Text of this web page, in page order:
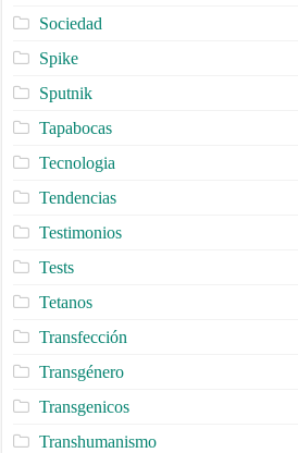
Sociedad
Spike
Sputnik
Tapabocas
Tecnologia
Tendencias
Testimonios
Tests
Tetanos
Transfección
Transgénero
Transgenicos
Transhumanismo